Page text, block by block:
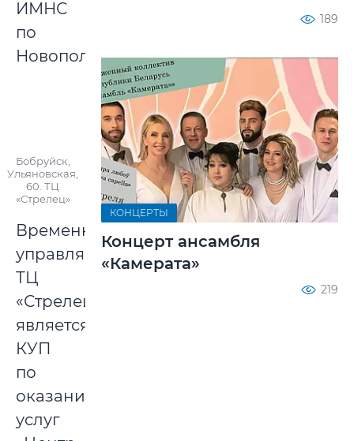
ИМНС
по
Новополоцку.
Бобруйск,
Ульяновская,
60. ТЦ
«Стрелец»
Временным
управляющим
ТЦ
«Стрелец»
является
КУП
по
оказанию
услуг
189
КОНЦЕРТЫ
Концерт ансамбля
«Камерата»
219